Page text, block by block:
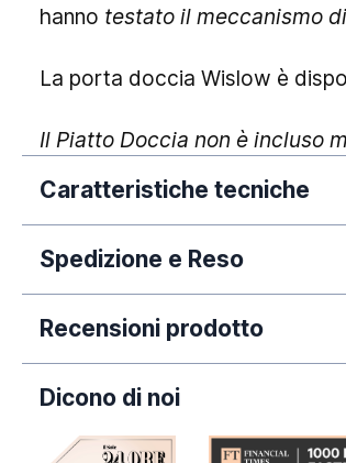
hanno testato il meccanismo
La porta doccia Wislow è
Il Piatto Doccia non è incluso
Caratteristiche tecniche
Dimensione:
Garanzia:
Ingresso Utile:
Spedizione e Reso
dall'avvenuto pagamento. Si
puramente orientativi, poiché
periodi dell'anno (come
predette tempistiche.
Recensioni prodotto
Dicono di noi